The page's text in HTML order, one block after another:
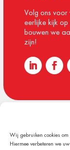
Wij gebruiken cookies
Hiermee verbeteren we
Volg ons voor
eerlijke kijk
bouwen we
zijn!